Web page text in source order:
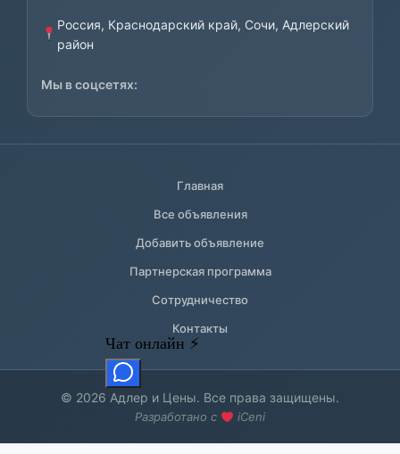
Россия, Краснодарский край, Сочи, Адлерский
район
Мы в соцсетях:
Главная
Все объявления
Добавить объявление
Партнерская программа
Сотрудничество
Контакты
© 2026 Адлер и Цены. Все права защищены.
Разработано с iCeni